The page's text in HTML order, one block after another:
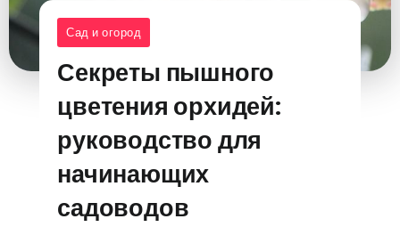
Сад и огород
Секреты пышного
цветения орхидей:
руководство для
начинающих
садоводов